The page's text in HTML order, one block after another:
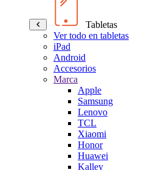
Tabletas
Ver todo en tabletas
iPad
Android
Accesorios
Marca
Apple
Samsung
Lenovo
TCL
Xiaomi
Honor
Huawei
Kalley